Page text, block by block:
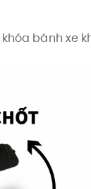
bánh xe